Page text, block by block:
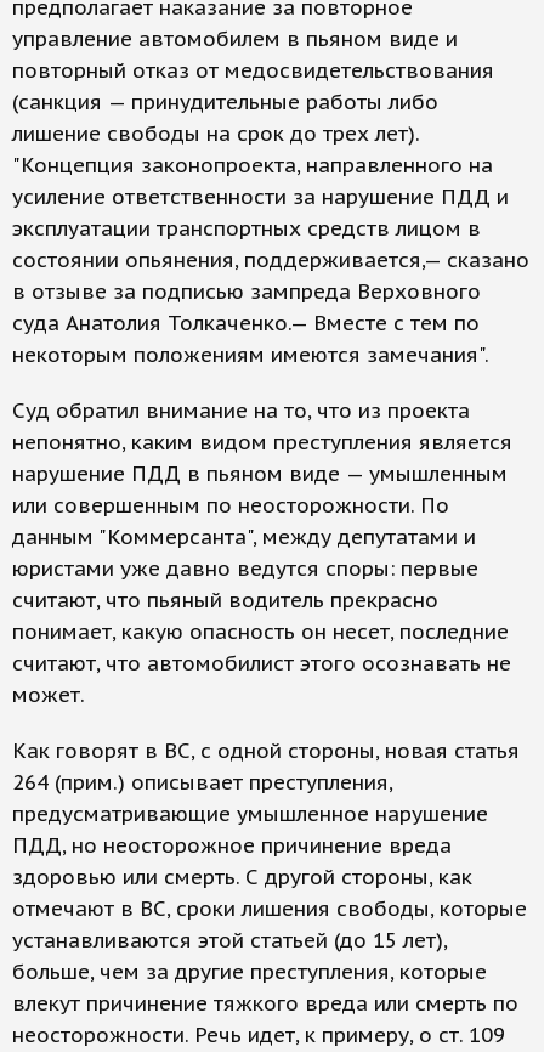
предполагает наказание за повторное
управление автомобилем в пьяном виде и
повторный отказ от медосвидетельствования
(санкция — принудительные работы либо
лишение свободы на срок до трех лет).
"Концепция законопроекта, направленного на
усиление ответственности за нарушение ПДД и
эксплуатации транспортных средств лицом в
состоянии опьянения, поддерживается,— сказано
в отзыве за подписью зампреда Верховного
суда Анатолия Толкаченко.— Вместе с тем по
некоторым положениям имеются замечания".
Суд обратил внимание на то, что из проекта
непонятно, каким видом преступления является
нарушение ПДД в пьяном виде — умышленным
или совершенным по неосторожности. По
данным "Коммерсанта", между депутатами и
юристами уже давно ведутся споры: первые
считают, что пьяный водитель прекрасно
понимает, какую опасность он несет, последние
считают, что автомобилист этого осознавать не
может.
Как говорят в ВС, с одной стороны, новая статья
264 (прим.) описывает преступления,
предусматривающие умышленное нарушение
ПДД, но неосторожное причинение вреда
здоровью или смерть. С другой стороны, как
отмечают в ВС, сроки лишения свободы, которые
устанавливаются этой статьей (до 15 лет),
больше, чем за другие преступления, которые
влекут причинение тяжкого вреда или смерть по
неосторожности. Речь идет, к примеру, о ст. 109